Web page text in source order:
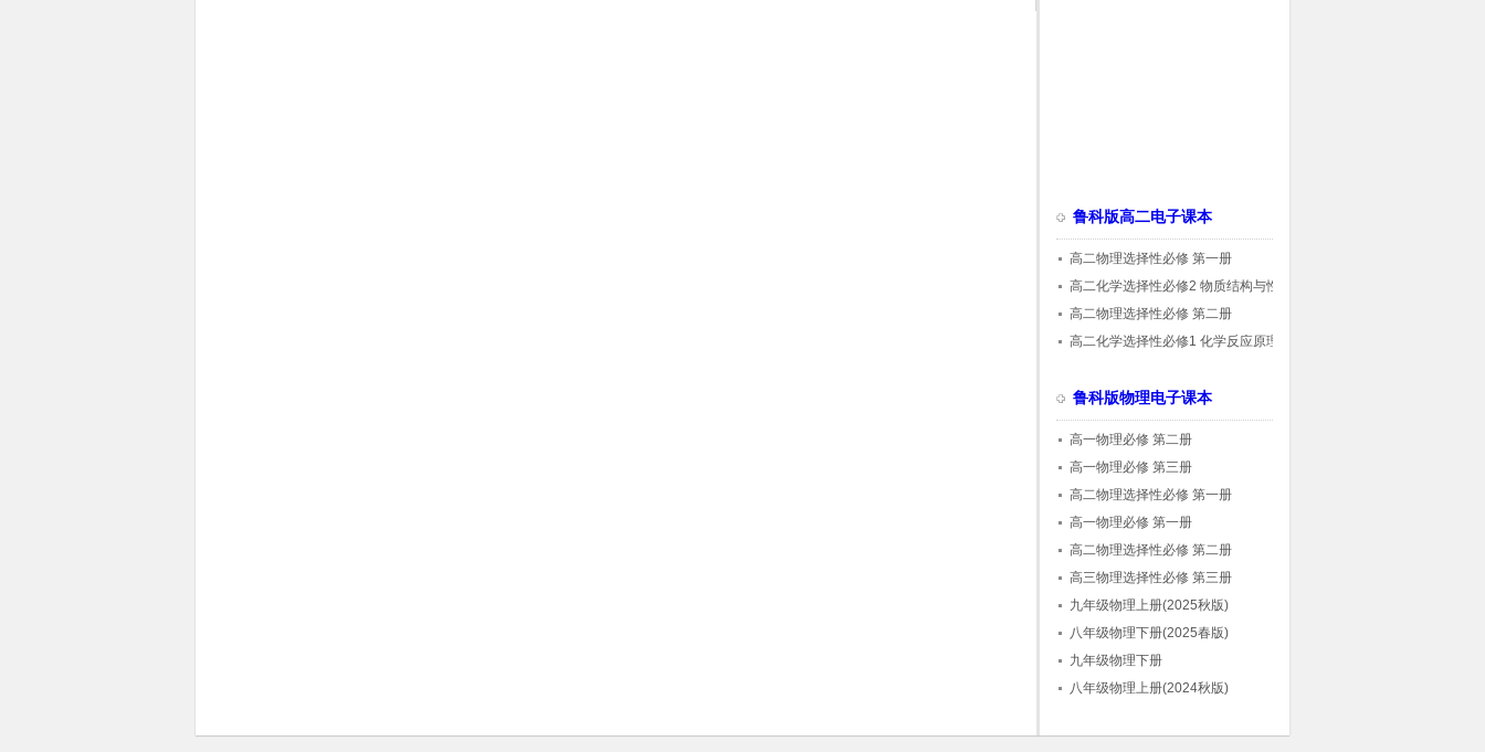
鲁科版高二电子课本
高二物理选择性必修 第一册
高二化学选择性必修2 物质结构与性质
高二物理选择性必修 第二册
高二化学选择性必修1 化学反应原理
鲁科版物理电子课本
高一物理必修 第二册
高一物理必修 第三册
高二物理选择性必修 第一册
高一物理必修 第一册
高二物理选择性必修 第二册
高三物理选择性必修 第三册
九年级物理上册(2025秋版)
八年级物理下册(2025春版)
九年级物理下册
八年级物理上册(2024秋版)